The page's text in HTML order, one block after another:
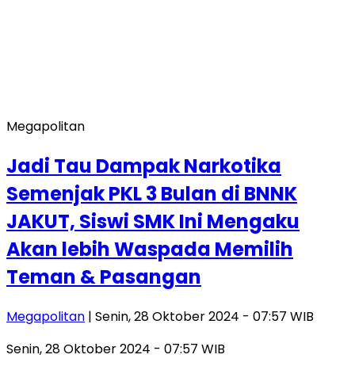
Megapolitan
Jadi Tau Dampak Narkotika
Semenjak PKL 3 Bulan di BNNK
JAKUT, Siswi SMK Ini Mengaku
Akan lebih Waspada Memilih
Teman & Pasangan
Megapolitan | Senin, 28 Oktober 2024 - 07:57 WIB
Senin, 28 Oktober 2024 - 07:57 WIB